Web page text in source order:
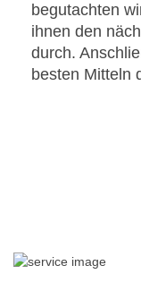
begutachten
ihnen den
durch.
besten Mitteln